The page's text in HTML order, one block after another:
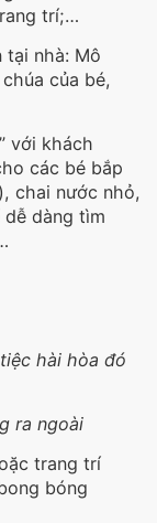
trí;…
tại nhà: Mô
của bé,
với khách
các bé bắp
chai nước nhỏ,
dàng tìm
hài hòa đó
ra ngoài
trang trí
bóng